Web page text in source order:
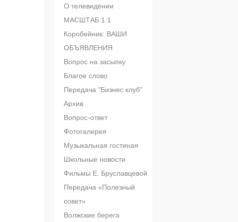
О телевидении
МАСШТАБ 1:1
Коробейник: ВАШИ
ОБЪЯВЛЕНИЯ
Вопрос на засыпку
Благое слово
Передача "Бизнес клуб"
Архив
Вопрос-ответ
Фотогалерея
Музыкальная гостиная
Школьные новости
Фильмы Е. Бруславцевой
Передача «Полезный
совет»
Волжские берега